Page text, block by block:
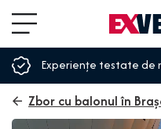
Experiențe testate de
Zbor cu balonul în